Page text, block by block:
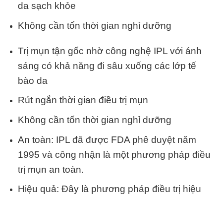
da sạch khỏe
Không cần tốn thời gian nghỉ dưỡng
Trị mụn tận gốc nhờ công nghệ IPL với ánh
sáng có khả năng đi sâu xuống các lớp tế
bào da
Rút ngắn thời gian điều trị mụn
Không cần tốn thời gian nghỉ dưỡng
An toàn: IPL đã được FDA phê duyệt năm
1995 và công nhận là một phương pháp điều
trị mụn an toàn.
Hiệu quả: Đây là phương pháp điều trị hiệu